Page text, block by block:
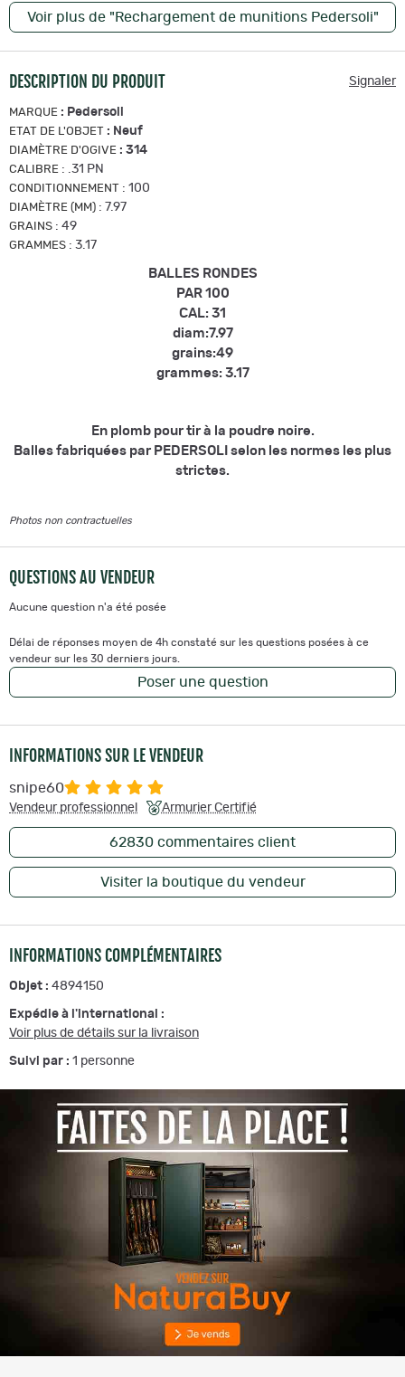
Voir plus de "Rechargement de munitions Pedersoli"
DESCRIPTION DU PRODUIT Signaler
MARQUE : Pedersoli
ETAT DE L'OBJET : Neuf
DIAMÈTRE D'OGIVE : 314
CALIBRE : .31 PN
CONDITIONNEMENT : 100
DIAMÈTRE (MM) : 7.97
GRAINS : 49
GRAMMES : 3.17
BALLES RONDES
PAR 100
CAL: 31
diam:7.97
grains:49
grammes: 3.17
En plomb pour tir à la poudre noire.
Balles fabriquées par PEDERSOLI selon les normes les plus
strictes.
Photos non contractuelles
QUESTIONS AU VENDEUR
Aucune question n'a été posée
Délai de réponses moyen de 4h constaté sur les questions posées à ce
vendeur sur les 30 derniers jours.
Poser une question
INFORMATIONS SUR LE VENDEUR
snipe60
Vendeur professionnel Armurier Certifié
62830 commentaires client
Visiter la boutique du vendeur
INFORMATIONS COMPLÉMENTAIRES
Objet : 4894150
Expédie à l'international :
Voir plus de détails sur la livraison
Suivi par : 1 personne